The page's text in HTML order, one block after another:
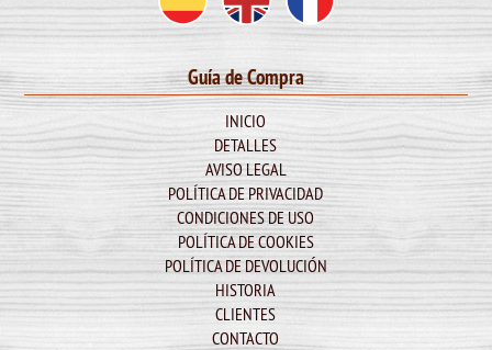
Guía de Compra
INICIO
DETALLES
AVISO LEGAL
POLÍTICA DE PRIVACIDAD
CONDICIONES DE USO
POLÍTICA DE COOKIES
POLÍTICA DE DEVOLUCIÓN
HISTORIA
CLIENTES
CONTACTO